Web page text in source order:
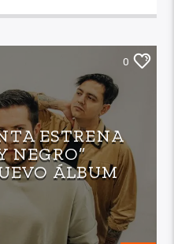
0
ESTRENA
NEGRO”
ÁLBUM